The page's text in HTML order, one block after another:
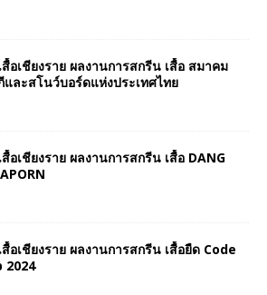
อเชียงราย ผลงานการสกรีน เสื้อ สมาคม
และสโนว์บอร์ดแห่งประเทศไทย
อเชียงราย ผลงานการสกรีน เสื้อ DANG
อเชียงราย ผลงานการสกรีน เสื้อยืด Code
2024